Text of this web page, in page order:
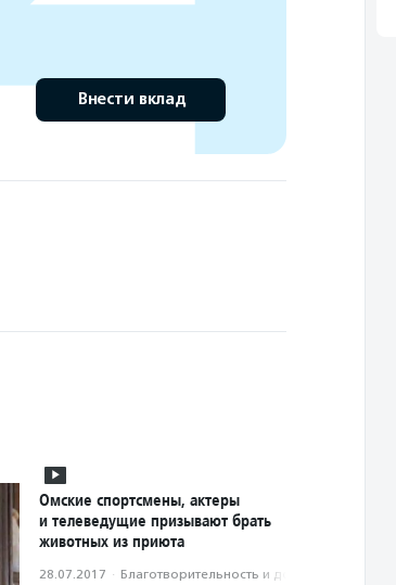
Внести вклад
Омские спортсмены, актеры
и телеведущие призывают брать
животных из приюта
28.07.2017 · Благотвори­тель­ность и доброволь­чест­во